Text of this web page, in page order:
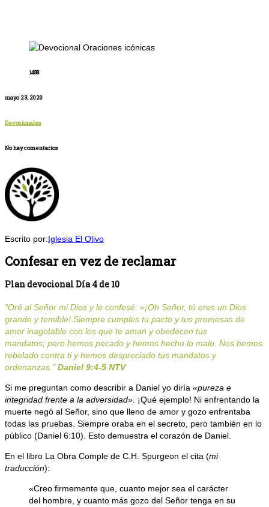
1488
mayo 23, 2020
Devocionales
No hay comentarios
Escrito por:Iglesia El Olivo
Confesar en vez de reclamar
Plan devocional Día 4 de 10
“Oré al Señor mi Dios y le confesé: «¡Oh Señor, tú eres un Dios
grande y temible! Siempre cumples tu pacto y tus promesas de
amor inagotable con los que te aman y obedecen tus
mandatos; pero hemos pecado y hemos hecho lo malo. Nos hemos
rebelado contra ti y hemos despreciado tus mandatos y
ordenanzas.” Daniel 9:4-5 NTV
Si me preguntan como describir a Daniel yo diría «pureza e
integridad frente a la adversidad». ¡Qué ejemplo! Ni enfrentando la
muerte negó al Señor, sino que lleno de amor y gozo enfrentaba
todas las pruebas. Siempre oraba en el secreto, pero también en lo
público (Daniel 6:10). Esto demuestra el corazón de Daniel.
En el libro La Obra Comple de C.H. Spurgeon el cita (mi
traducción):
«Creo firmemente que, cuanto mejor sea el carácter
del hombre, y cuanto más gozo del Señor tenga en su